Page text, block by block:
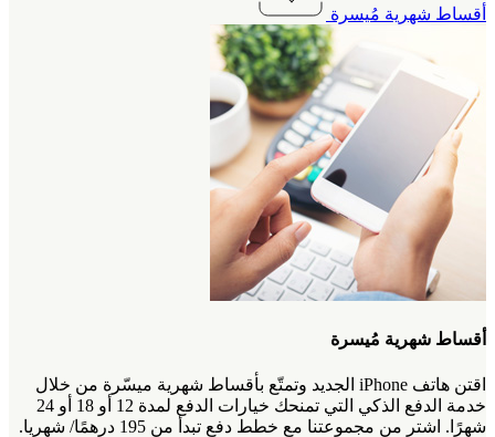
أقساط شهرية مُيسرة
أقساط شهرية مُيسرة
اقتن هاتف iPhone الجديد وتمتّع بأقساط شهرية ميسّرة من خلال
خدمة الدفع الذكي التي تمنحك خيارات الدفع لمدة 12 أو 18 أو 24
شهرًا. اشتر من مجموعتنا مع خطط دفع تبدأ من 195 درهمًا/ شهريا.